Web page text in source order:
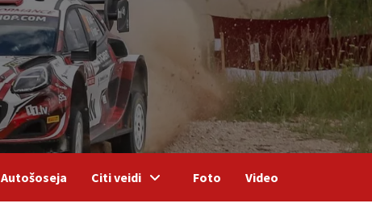
Autošoseja Citi veidi Foto Video